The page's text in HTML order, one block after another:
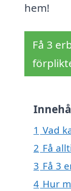
hem!
Få 3
1 Vad
2 Få
3 Få 3
4 Hur